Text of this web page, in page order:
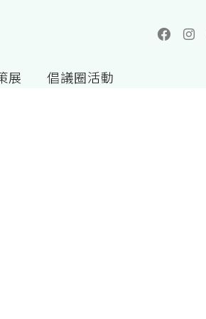
展 倡議圈活動